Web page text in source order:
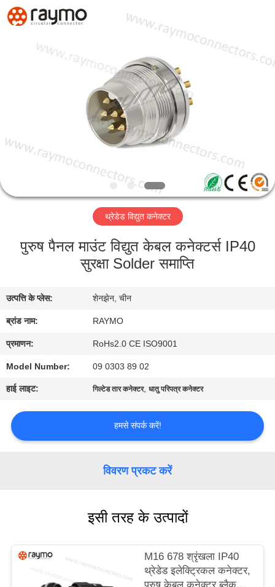
वीआर
हमारे
यात्रा
गुणवत्ता
नियंत्रण
संपर्क
करें
बोली
Shenzhen
Raymo
Electronics
Technology
थ्रेडेड विद्युत कनेक्टर
पुरुष पैनल माउंट विद्युत केबल कनेक्टर्स IP40
सुरक्षा Solder समाप्ति
उत्पत्ति के प्लेस: शेनझेन, चीन
ब्रांड नाम: RAYMO
प्रमाणन: RoHs2.0 CE ISO9001
Model Number: 09 0303 89 02
हाई लाइट: गिल्टेड तार कनेक्टर,धातु परिपत्र कनेक्टर
हमसे संपर्क करें!
विवरण प्रकट करें
इसी तरह के उत्पादों
M16 678 श्रृंखला IP40
थ्रेडेड इलेक्ट्रिकल कनेक्टर,